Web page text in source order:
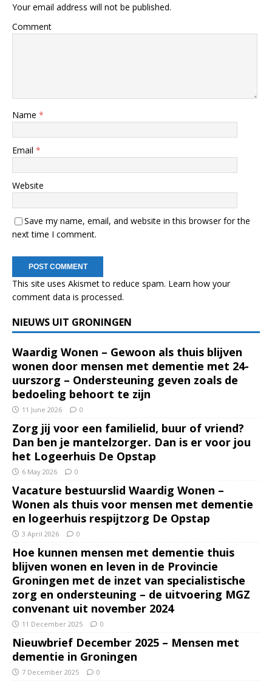
Your email address will not be published.
Comment
Name *
Email *
Website
Save my name, email, and website in this browser for the
next time I comment.
This site uses Akismet to reduce spam. Learn how your
comment data is processed.
NIEUWS UIT GRONINGEN
Waardig Wonen – Gewoon als thuis blijven
wonen door mensen met dementie met 24-
uurszorg – Ondersteuning geven zoals de
bedoeling behoort te zijn
11 June 2026 0
Zorg jij voor een familielid, buur of vriend?
Dan ben je mantelzorger. Dan is er voor jou
het Logeerhuis De Opstap
6 May 2026 0
Vacature bestuurslid Waardig Wonen –
Wonen als thuis voor mensen met dementie
en logeerhuis respijtzorg De Opstap
3 April 2026 0
Hoe kunnen mensen met dementie thuis
blijven wonen en leven in de Provincie
Groningen met de inzet van specialistische
zorg en ondersteuning – de uitvoering MGZ
convenant uit november 2024
11 December 2025 0
Nieuwbrief December 2025 – Mensen met
dementie in Groningen
7 December 2025 0